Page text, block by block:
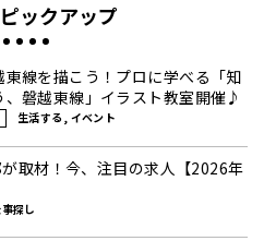
ックアップ
東線を描こう！プロに学べる「知
、磐越東線」イラスト教室開催♪
生活する, イベント
取材！今、注目の求人【2026年
探し